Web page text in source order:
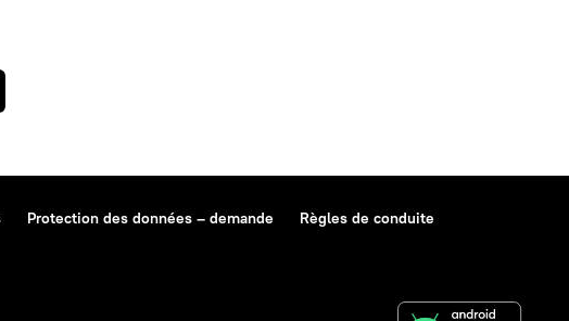
Protection des données – demande
Règles de conduite